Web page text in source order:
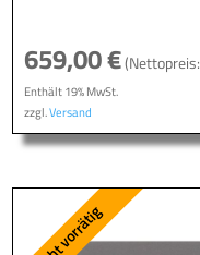
659,00€(Nettopreis:
Enthält 19% MwSt.
zzgl.Versand